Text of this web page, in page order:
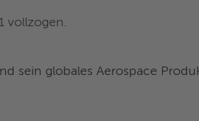
vollzogen.
sein globales Aerospace